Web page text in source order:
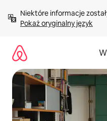
treści Pokaż oryginalny język